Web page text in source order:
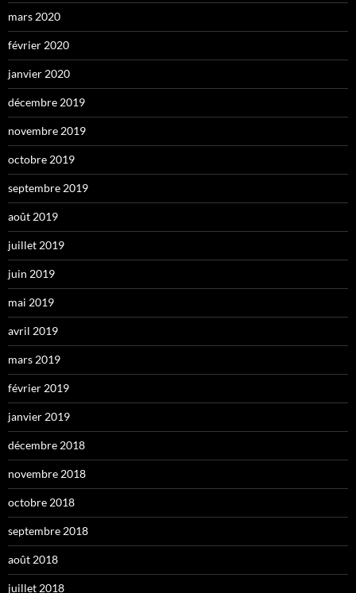
mars 2020
février 2020
janvier 2020
décembre 2019
novembre 2019
octobre 2019
septembre 2019
août 2019
juillet 2019
juin 2019
mai 2019
avril 2019
mars 2019
février 2019
janvier 2019
décembre 2018
novembre 2018
octobre 2018
septembre 2018
août 2018
juillet 2018